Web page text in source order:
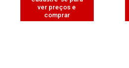
ver preços e
comprar